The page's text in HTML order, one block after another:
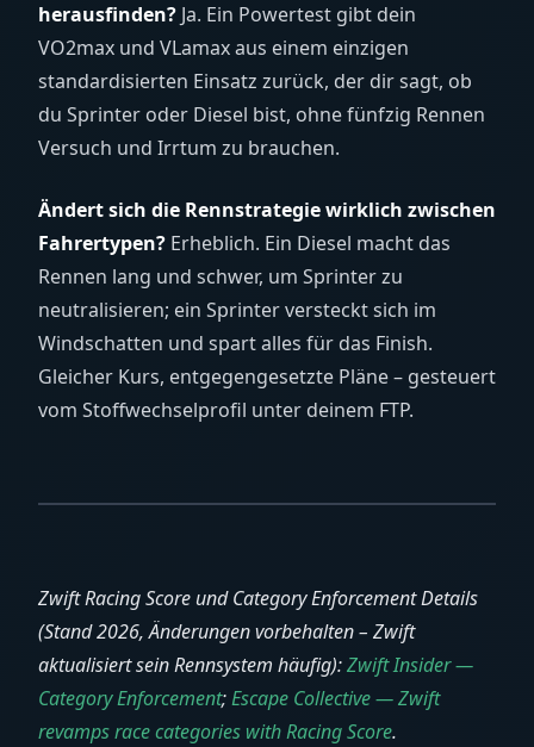
herausfinden? Ja. Ein Powertest gibt dein
VO2max und VLamax aus einem einzigen
standardisierten Einsatz zurück, der dir sagt, ob
du Sprinter oder Diesel bist, ohne fünfzig Rennen
Versuch und Irrtum zu brauchen.
Ändert sich die Rennstrategie wirklich zwischen
Fahrertypen? Erheblich. Ein Diesel macht das
Rennen lang und schwer, um Sprinter zu
neutralisieren; ein Sprinter versteckt sich im
Windschatten und spart alles für das Finish.
Gleicher Kurs, entgegengesetzte Pläne – gesteuert
vom Stoffwechselprofil unter deinem FTP.
Zwift Racing Score und Category Enforcement Details
(Stand 2026, Änderungen vorbehalten – Zwift
aktualisiert sein Rennsystem häufig):Zwift Insider —
Category Enforcement;Escape Collective — Zwift
revamps race categories with Racing Score.